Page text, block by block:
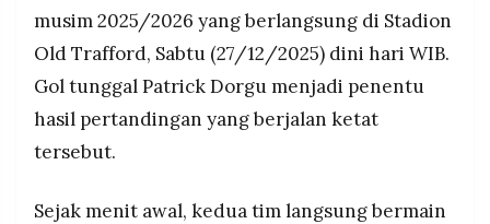
PT.
RESOLUSI
musim 2025/2026 yang berlangsung di Stadion
Old Trafford, Sabtu (27/12/2025) dini hari WIB.
Gol tunggal Patrick Dorgu menjadi penentu
hasil pertandingan yang berjalan ketat
tersebut.
Sejak menit awal, kedua tim langsung bermain